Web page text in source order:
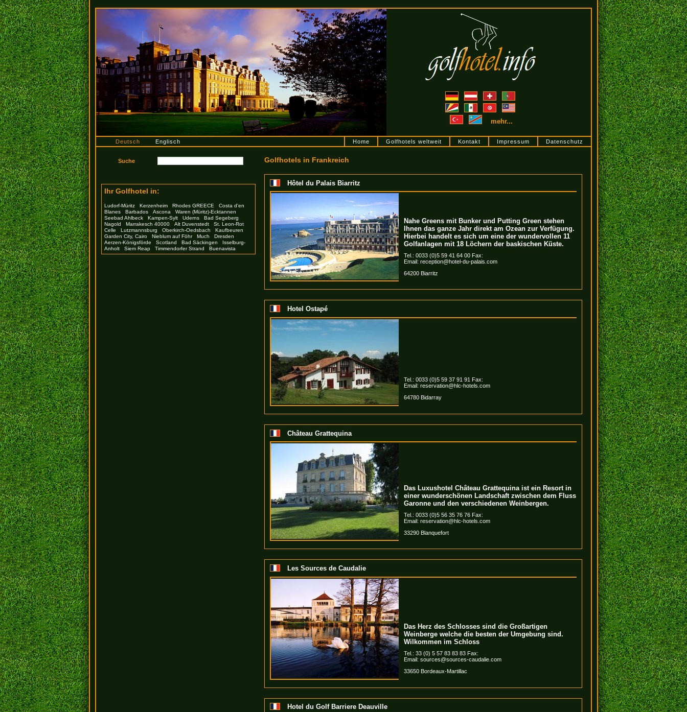
mehr...
Deutsch Englisch Home Golfhotels weltweit Kontakt Impressum Datenschutz
Ihr Golfhotel in:
Ludorf-Müritz Kerzenheim Rhodes GREECE
Costa d'en
Blanes
Barbados Ascona
Waren (Müritz)-Ecktannen
Seebad Ahlbeck
Kampen-Sylt Uderns
Bad Segeberg
Nagold
Marrakesch 40000 Alt Duvenstedt
St. Leon-Rot
Celle
Lutzmannsburg Oberkirch-Oedsbach
Kaufbeuren
Garden City, Cairo
Nieblum auf Föhr Much
Dresden
Aerzen-Königsförde
Scotland Bad Säckingen
Isselburg-
Anholt
Siem Reap Timmendorfer Strand Buenavista
Golfhotels in Frankreich
Hôtel du Palais Biarritz
Nahe Greens mit Bunker und Putting Green stehen
Ihnen das ganze Jahr direkt am Ozean zur Verfügung.
Hierbei handelt es sich um eine der wundervollen 11
Golfanlagen mit 18 Löchern der baskischen Küste.
Tel.: 0033 (0)5 59 41 64 00 Fax:
Email: reception@hotel-du-palais.com
64200 Biarritz
Hotel Ostapé
Tel.: 0033 (0)5 59 37 91 91 Fax:
Email: reservation@hlc-hotels.com
64780 Bidarray
Château Grattequina
Das Luxushotel Château Grattequina ist ein Resort in
einer wunderschönen Landschaft zwischen dem Fluss
Garonne und den verschiedenen Weinbergen.
Tel.: 0033 (0)5 56 35 76 76 Fax:
Email: reservation@hlc-hotels.com
33290 Blanquefort
Les Sources de Caudalie
Das Herz des Schlosses sind die Großartigen
Weinberge welche die besten der Umgebung sind.
Wilkommen im Schloss
Tel.: 33 (0) 5 57 83 83 83 Fax:
Email: sources@sources-caudalie.com
33650 Bordeaux-Martillac
Hotel du Golf Barriere Deauville